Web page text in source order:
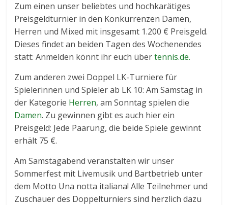
Zum einen unser beliebtes und hochkarätiges
Preisgeldturnier in den Konkurrenzen Damen,
Herren und Mixed mit insgesamt 1.200 € Preisgeld.
Dieses findet an beiden Tagen des Wochenendes
statt: Anmelden könnt ihr euch übertennis.de.
Zum anderen zwei Doppel LK-Turniere für
Spielerinnen und Spieler ab LK 10: Am Samstag in
der Kategorie Herren, am Sonntag spielen die
Damen. Zu gewinnen gibt es auch hier ein
Preisgeld: Jede Paarung, die beide Spiele gewinnt
erhält 75 €.
Am Samstagabend veranstalten wir unser
Sommerfest mit Livemusik und Bartbetrieb unter
dem Motto Una notta italiana! Alle Teilnehmer und
Zuschauer des Doppelturniers sind herzlich dazu